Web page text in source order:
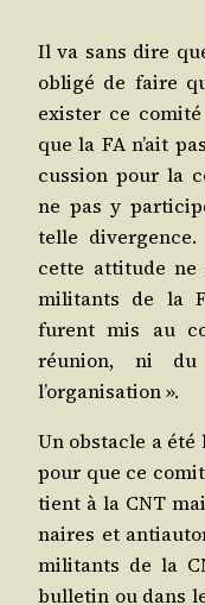
Il va sans dire
obli­gé de faire
exis­ter ce
que la FA n’ait
cus­sion pour la
ne pas y
telle diver­gence.
cette atti­tude ne
mili­tants de la
furent mis au
réunion, ni
l’organisation ».
Un obs­tacle a été
pour que ce
tient à la CNT
naires et
mili­tants de la
bul­le­tin ou dans